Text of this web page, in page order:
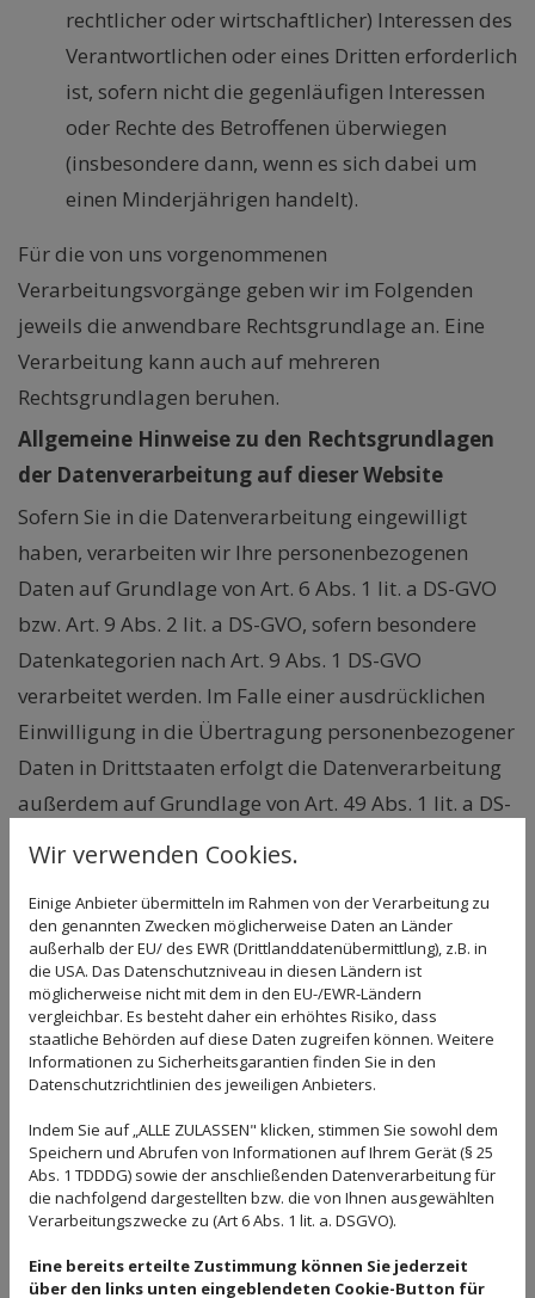
rechtlicher oder wirtschaftlicher) Interessen des
Verantwortlichen oder eines Dritten erforderlich
ist, sofern nicht die gegenläufigen Interessen
oder Rechte des Betroffenen überwiegen
(insbesondere dann, wenn es sich dabei um
einen Minderjährigen handelt).
Für die von uns vorgenommenen
Verarbeitungsvorgänge geben wir im Folgenden
jeweils die anwendbare Rechtsgrundlage an. Eine
Verarbeitung kann auch auf mehreren
Rechtsgrundlagen beruhen.
Allgemeine Hinweise zu den Rechtsgrundlagen
der Datenverarbeitung auf dieser Website
Sofern Sie in die Datenverarbeitung eingewilligt
haben, verarbeiten wir Ihre personenbezogenen
Daten auf Grundlage von Art. 6 Abs. 1 lit. a DS-GVO
bzw. Art. 9 Abs. 2 lit. a DS-GVO, sofern besondere
Datenkategorien nach Art. 9 Abs. 1 DS-GVO
verarbeitet werden. Im Falle einer ausdrücklichen
Einwilligung in die Übertragung personenbezogener
Daten in Drittstaaten erfolgt die Datenverarbeitung
außerdem auf Grundlage von Art. 49 Abs. 1 lit. a DS-
GVO. Sofern Sie in die Speicherung von Cookies und /
Endgeräts (z. B. via Device-Fingerprinting)
eingewilligt haben, erfolgt die Datenverarbeitung
zusätzlich auf Grundlage von § 25 Abs. 1 TDDDG. Die
jeweilige Einwilligung ist jederzeit widerrufbar. Sind
Ihre Daten zur Vertragserfüllung oder zur
Durchführung vorvertraglicher Maßnahmen
erforderlich, verarbeiten wir Ihre Daten auf
Grundlage des Art. 6 Abs. 1 lit. b DS-GVO. Des
Weiteren verarbeiten wir Ihre Daten, sofern diese zur
Erfüllung einer rechtlichen Verpflichtung
erforderlich sind, auf Grundlage von Art. 6 Abs. 1 lit.
Wir verwenden Cookies.
Einige Anbieter übermitteln im Rahmen von der Verarbeitung zu
den genannten Zwecken möglicherweise Daten an Länder
außerhalb der EU/ des EWR (Drittlanddatenübermittlung), z.B. in
die USA. Das Datenschutzniveau in diesen Ländern ist
möglicherweise nicht mit dem in den EU-/EWR-Ländern
vergleichbar. Es besteht daher ein erhöhtes Risiko, dass
staatliche Behörden auf diese Daten zugreifen können. Weitere
Informationen zu Sicherheitsgarantien finden Sie in den
Datenschutzrichtlinien des jeweiligen Anbieters.
Indem Sie auf „ALLE ZULASSEN" klicken, stimmen Sie sowohl dem
Speichern und Abrufen von Informationen auf Ihrem Gerät (§ 25
Abs. 1 TDDDG) sowie der anschließenden Datenverarbeitung für
die nachfolgend dargestellten bzw. die von Ihnen ausgewählten
Verarbeitungszwecke zu (Art 6 Abs. 1 lit. a. DSGVO).
Eine bereits erteilte Zustimmung können Sie jederzeit
über den links unten eingeblendeten Cookie-Button für